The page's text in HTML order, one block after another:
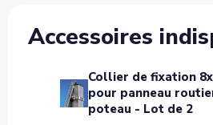
Accessoires
Collier de fixation
pour panneau
poteau - Lot de 2